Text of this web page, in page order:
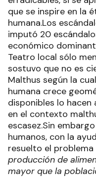
que se inspire en la
humana.Los
imputó 20
económico
Teatro local sólo
sostuvo que no es
Malthus según la
humana crece
disponibles lo
en el contexto
escasez.Sin
humanos, con la
resuelto el problema
producción de
mayor que la